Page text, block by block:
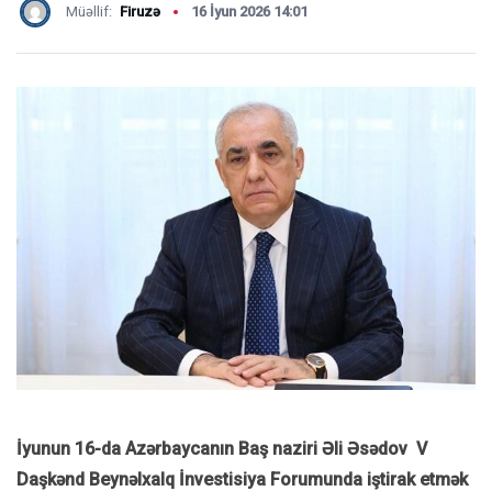
Müəllif: Firuzə 16 İyun 2026 14:01
İyunun 16-da Azərbaycanın Baş naziri Əli Əsədov V
Daşkənd Beynəlxalq İnvestisiya Forumunda iştirak etmək